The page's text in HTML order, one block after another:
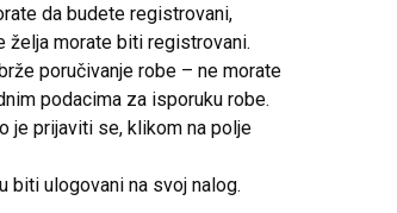
da budete registrovani,
morate biti registrovani.
poručivanje robe – ne morate
podacima za isporuku robe.
je prijaviti se, klikom na polje
biti ulogovani na svoj nalog.